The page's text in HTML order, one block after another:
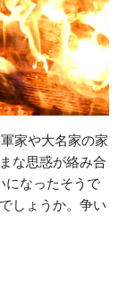
家や大名家の家
な思惑が絡み合
になったそうで
しょうか。争い